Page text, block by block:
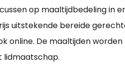
op maaltijdbedeling in
uitstekende bereide
online. De maaltijden
lidmaatschap.